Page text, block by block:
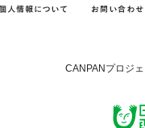
CANPANプロジ